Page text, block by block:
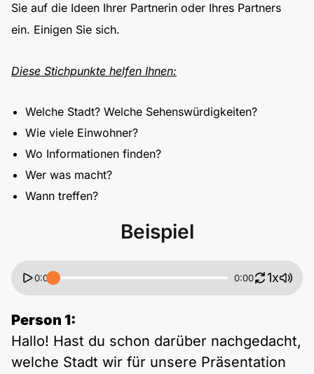
B1 ÖIF
B1 ÖSD
B1 Pflege (telc)
B2 Pflege (telc)
Einbürgerungstest
Spiele
Schulen & Kurse
Lebenslauf erstellen
Motivationsbriefe
Sie auf die Ideen Ihrer Partnerin oder Ihres Partners
ein. Einigen Sie sich.
Diese Stichpunkte helfen Ihnen:
Welche Stadt? Welche Sehenswürdigkeiten?
Wie viele Einwohner?
Wo Informationen finden?
Wer was macht?
Wann treffen?
Beispiel
0:00 0:00 1x
Person 1:
Hallo! Hast du schon darüber nachgedacht,
welche Stadt wir für unsere Präsentation